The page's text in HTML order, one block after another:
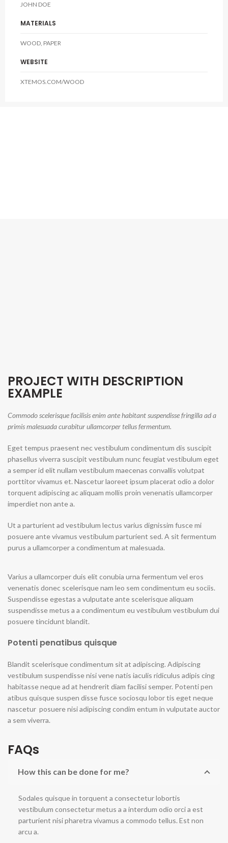
JOHN DOE
MATERIALS
WOOD, PAPER
WEBSITE
XTEMOS.COM/WOOD
PROJECT WITH DESCRIPTION
EXAMPLE
Commodo scelerisque facilisis enim ante habitant suspendisse fringilla ad a
primis malesuada curabitur ullamcorper tellus fermentum.
Eget tempus praesent nec vestibulum condimentum dis suscipit
phasellus viverra suscipit vestibulum nunc feugiat vestibulum eget
a semper id elit nullam vestibulum maecenas convallis volutpat
porttitor vivamus et. Nascetur laoreet ipsum placerat odio a dolor
torquent adipiscing ac aliquam mollis proin venenatis ullamcorper
imperdiet non ante a.
Ut a parturient ad vestibulum lectus varius dignissim fusce mi
posuere ante vivamus vestibulum parturient sed. A sit fermentum
purus a ullamcorper a condimentum at malesuada.
Varius a ullamcorper duis elit conubia urna fermentum vel eros
venenatis donec scelerisque nam leo sem condimentum eu sociis.
Suspendisse egestas a vulputate ante scelerisque aliquam
suspendisse metus a a condimentum eu vestibulum vestibulum dui
posuere tincidunt blandit.
Potenti penatibus quisque
Blandit scelerisque condimentum sit at adipiscing. Adipiscing
vestibulum suspendisse nisi vene natis iaculis ridiculus adipis cing
habitasse neque ad at hendrerit diam facilisi semper. Potenti pen
atibus quisque suspen disse fusce sociosqu lobor tis eget neque
nascetur posuere nisi adipiscing condim entum in vulputate auctor
a sem viverra.
FAQs
How this can be done for me?
Sodales quisque in torquent a consectetur lobortis
vestibulum consectetur metus a a interdum odio orci a est
parturient nisi pharetra vivamus a commodo tellus. Est non
arcu a.